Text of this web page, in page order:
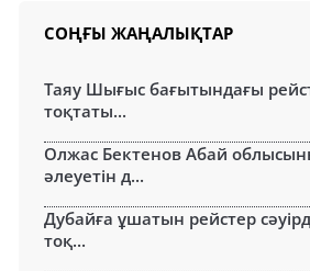
СОҢҒЫ ЖАҢАЛЫҚТАР
Таяу Шығыс бағытындағы
тоқтаты...
Олжас Бектенов Абай
әлеуетін д...
Дубайға ұшатын рейстер
тоқ...